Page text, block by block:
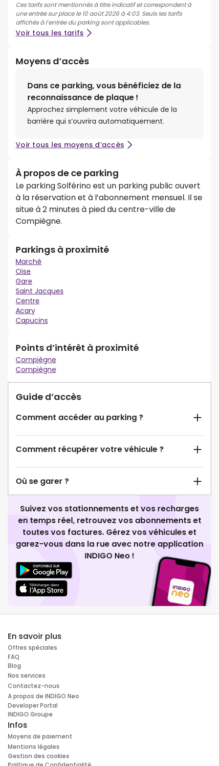
Ces tarifs sont mentionnés à titre indicatif et correspondent à
une entrée sur place le 10 août 2026 à 4:03. Seuls les tarifs
affichés à l’entrée du parking sont applicables.
Voir tous les tarifs
Moyens d’accès
Dans ce parking, vous bénéficiez de la
reconnaissance de plaque !
Approchez simplement votre véhicule de la
barrière qui s’ouvrira automatiquement.
Voir tous les moyens d’accès
À propos de ce parking
Le parking Solférino est un parking public ouvert
à la réservation et à l’abonnement mensuel. Il se
situe à 2 minutes à pied du centre-ville de
Compiègne.
Parkings à proximité
Marché
Oise
Gare
Saint Jacques
Centre
Acary
Capucins
Points d’intérêt à proximité
Compiègne
Compiègne
Guide d’accès
Comment accéder au parking ?
Comment récupérer votre véhicule ?
Où se garer ?
Suivez vos stationnements et vos recharges
en temps réel, retrouvez vos abonnements et
toutes vos factures. Gérez vos véhicules et
garez-vous dans la rue avec notre application
INDIGO Neo !
En savoir plus
Offres spéciales
FAQ
Blog
Nos services
Contactez-nous
A propos de INDIGO Neo
Developer Portal
INDIGO Groupe
Infos
Moyens de paiement
Mentions légales
Gestion des cookies